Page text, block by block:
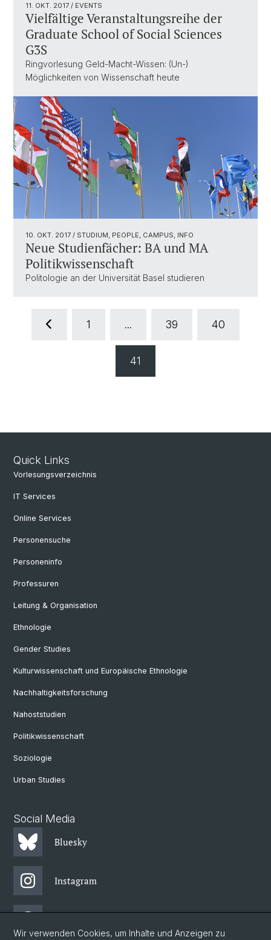
11. OKT. 2017 / EVENTS
Vielfältige Veranstaltungsreihe der
Graduate School of Social Sciences
G3S
Ringvorlesung Geld-Macht-Wissen: (Un-)
Möglichkeiten von Wissenschaft heute
10. OKT. 2017 / STUDIUM, PEOPLE, CAMPUS, INFO
Neue Studienfächer: BA und MA
Politikwissenschaft
Politologie an der Universität Basel studieren
1 ... 39 40
41
Quick Links
Vorlesungsverzeichnis
IT Services
Online Services
Personensuche
Personeninfo
Professuren
Leitung & Organisation
Ethnologie
Gender Studies
Kulturwissenschaft und Europäische Ethnologie
Nachhaltigkeitsforschung
Nahoststudien
Politikwissenschaft
Soziologie
Urban Studies
Social Media
Bluesky
Instagram
Wir verwenden Cookies, um Inhalte und Anzeigen zu